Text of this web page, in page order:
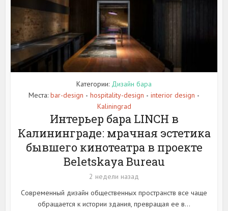
Категории: Дизайн бара
Места: bar-design • hospitality-design • interior design •
Kaliningrad
Интерьер бара LINCH в
Калининграде: мрачная эстетика
бывшего кинотеатра в проекте
Beletskaya Bureau
2 недели назад
Современный дизайн общественных пространств все чаще
обращается к истории здания, превращая ее в...